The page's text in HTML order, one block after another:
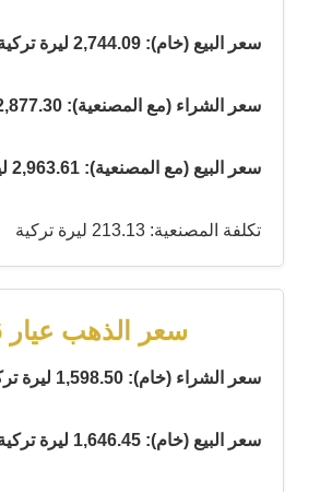
سعر البيع (خام): 2,744.09 ليرة تركية
سعر الشراء (مع المصنعية): 2,877.30 ليرة تركية
سعر البيع (مع المصنعية): 2,963.61 ليرة تركية
تكلفة المصنعية: 213.13 ليرة تركية
سعر الذهب عيار 6
سعر الشراء (خام): 1,598.50 ليرة تركية
سعر البيع (خام): 1,646.45 ليرة تركية